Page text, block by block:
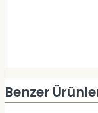
Benzer